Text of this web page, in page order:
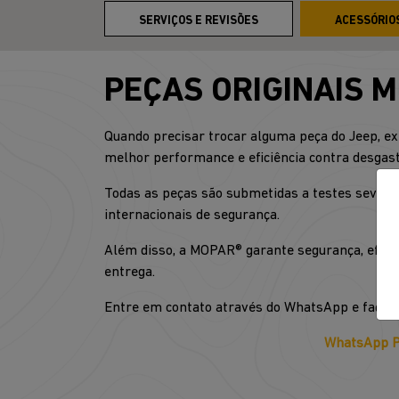
SERVIÇOS E REVISÕES
PEÇAS ORIGINAIS
Quando precisar trocar alguma peça do Jeep,
melhor performance e eficiência contra
Todas as peças são submetidas a testes
internacionais de segurança.
Além disso, a MOPAR® garante segurança,
entrega.
Entre em contato através do WhatsApp e faça
WhatsApp